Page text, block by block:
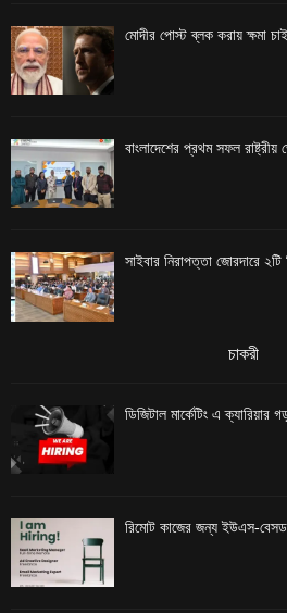
মোদীর পোস্ট ব্লক করায় ক্ষমা
বাংলাদেশের প্রথম সফল রাষ্ট্রীয়
সাইবার নিরাপত্তা জোরদারে ২টি
চাকরী
ডিজিটাল মার্কেটিং এ
রিমোট কাজের জন্য ইউএস-বেসড